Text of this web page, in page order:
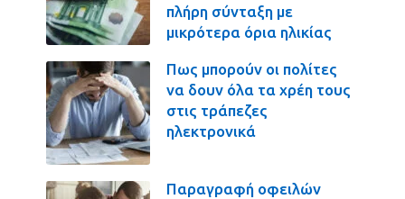
πλήρη σύνταξη με
μικρότερα όρια ηλικίας
Πως μπορούν οι πολίτες
να δουν όλα τα χρέη τους
στις τράπεζες
ηλεκτρονικά
Παραγραφή οφειλών